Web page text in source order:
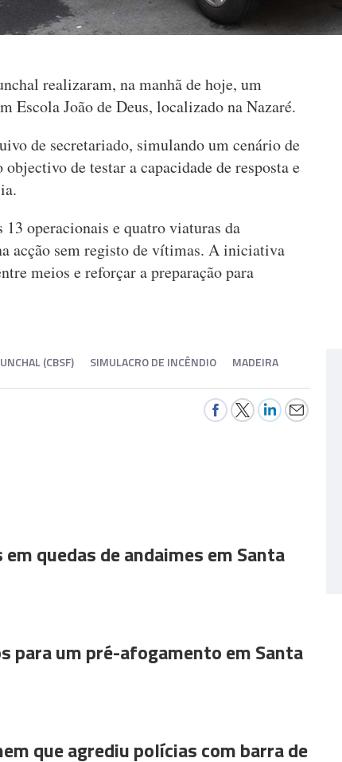
realizaram, na manhã de hoje, um
Escola João de Deus, localizado na Nazaré.
de secretariado, simulando um cenário de
de testar a capacidade de resposta e
operacionais e quatro viaturas da
acção sem registo de vítimas. A iniciativa
meios e reforçar a preparação para
(CBSF) SIMULACRO DE INCÊNDIO MADEIRA
quedas de andaimes em Santa
para um pré-afogamento em Santa
que agrediu polícias com barra de